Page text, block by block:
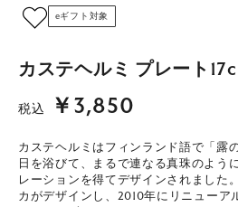
eギフト対象
カステヘルミ プレート
税込 ￥3,850
カステヘルミはフィンランド語で「露
日を浴びて、まるで連なる真珠のよう
レーションを得てデザインされました
カがデザインし、2010年にリニューア